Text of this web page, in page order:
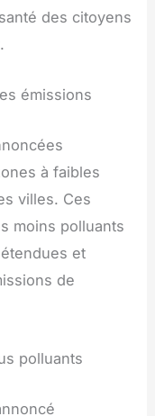
des citoyens
émissions
à faibles
villes. Ces
moins polluants
et
de
polluants